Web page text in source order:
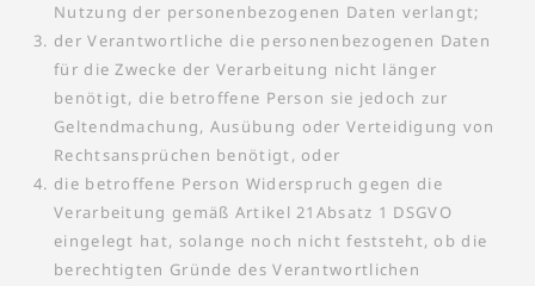
Nutzung der personenbezogenen Daten verlangt;
der Verantwortliche die personenbezogenen Daten
für die Zwecke der Verarbeitung nicht länger
benötigt, die betroffene Person sie jedoch zur
Geltendmachung, Ausübung oder Verteidigung von
Rechtsansprüchen benötigt, oder
die betroffene Person Widerspruch gegen die
Verarbeitung gemäß Artikel 21Absatz 1 DSGVO
eingelegt hat, solange noch nicht feststeht, ob die
berechtigten Gründe des Verantwortlichen